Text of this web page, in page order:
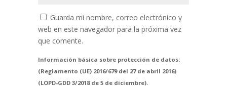
Guarda mi nombre, correo electrónico y
web en este navegador para la próxima vez
que comente.
Información básica sobre protección de datos:
(Reglamento (UE) 2016/679 del 27 de abril 2016)
(LOPD-GDD 3/2018 de 5 de diciembre).